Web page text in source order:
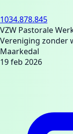
1034.878.845
VZW Pastorale
Vereniging zonder
Maarkedal
19 feb 2026